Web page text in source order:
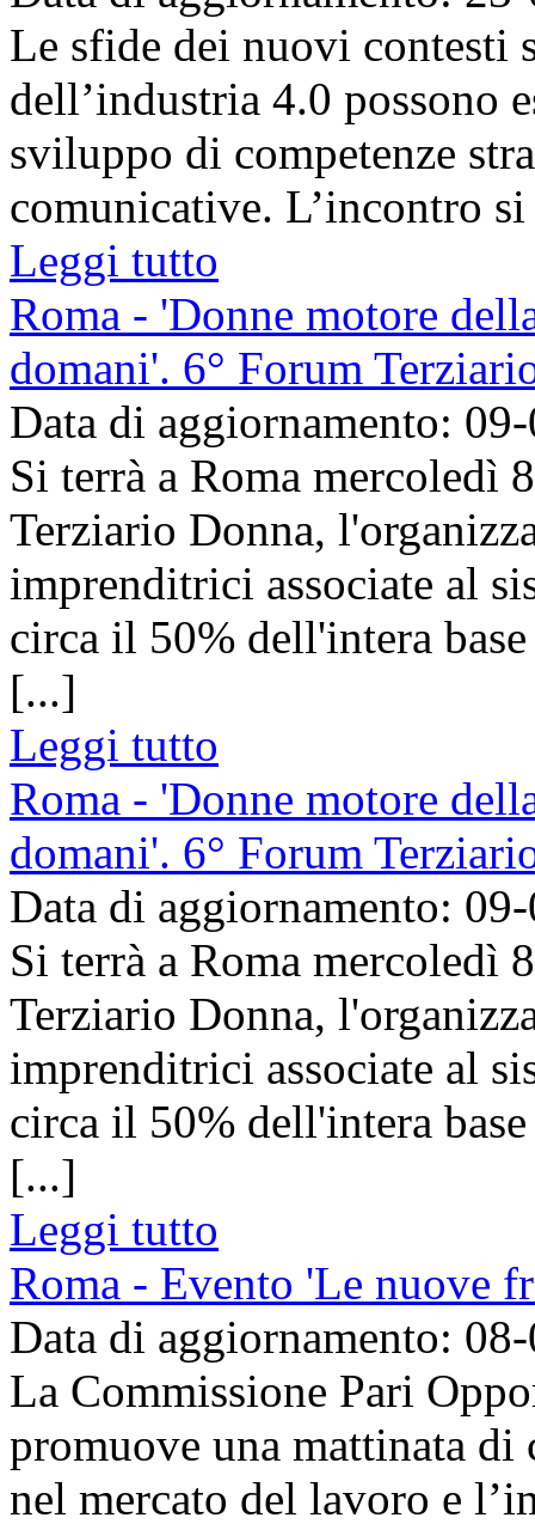
Le sfide dei nuovi contesti
dell’industria 4.0 possono
sviluppo di competenze
comunicative. L’incontro
Leggi tutto
Roma - 'Donne motore
domani'. 6° Forum
Data di aggiornamento:
Si terrà a Roma mercoledì
Terziario Donna,
imprenditrici associate al
circa il 50% dell'intera
[...]
Leggi tutto
Roma - 'Donne motore
domani'. 6° Forum
Data di aggiornamento:
Si terrà a Roma mercoledì
Terziario Donna,
imprenditrici associate al
circa il 50% dell'intera
[...]
Leggi tutto
Roma - Evento 'Le nuove
Data di aggiornamento:
La Commissione Pari
promuove una mattinata
nel mercato del lavoro e